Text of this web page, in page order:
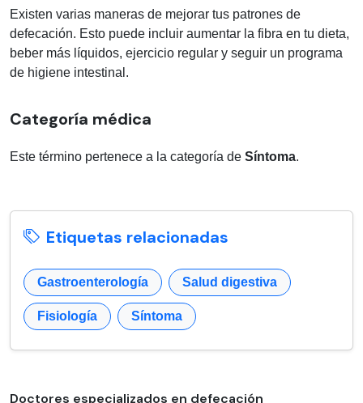
Existen varias maneras de mejorar tus patrones de
defecación. Esto puede incluir aumentar la fibra en tu dieta,
beber más líquidos, ejercicio regular y seguir un programa
de higiene intestinal.
Categoría médica
Este término pertenece a la categoría de Síntoma.
Etiquetas relacionadas
Gastroenterología Salud digestiva
Fisiología Síntoma
Doctores especializados en defecación